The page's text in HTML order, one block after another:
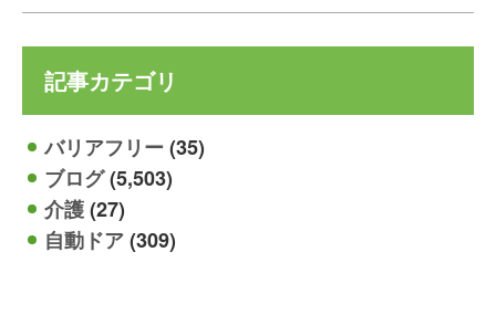
記事カテゴリ
バリアフリー(35)
ブログ(5,503)
介護(27)
自動ドア(309)